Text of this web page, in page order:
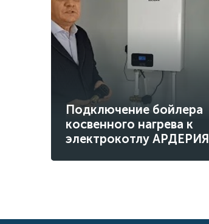
Подключение бойлера
косвенного нагрева к
электрокотлу АРДЕРИЯ